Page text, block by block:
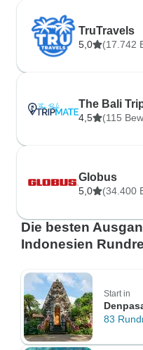
TruTravels
5,0 (17.742
The Bali
4,5 (115
Globus
5,0 (34.400
Die besten
Indonesien
Start in
83